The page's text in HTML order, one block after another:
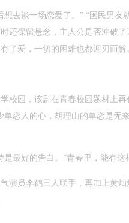
想去谈一场恋爱了。” “国民男友
还保留悬念，主人公是否冲破
了爱，一切的困难也都迎刃而解
校园，该剧在青春校园题材上
恋人的心，胡理山的单恋是
最好的告白。”青春里，能有这
演员李鹤三人联手，再加上黄灿